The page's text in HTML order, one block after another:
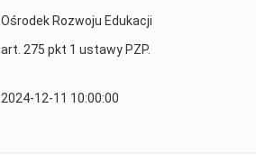
Ośrodek Rozwoju Edukacji
art. 275 pkt 1 ustawy PZP.
2024-12-11 10:00:00